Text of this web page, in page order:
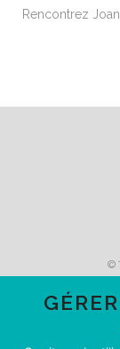
Rencontrez
©